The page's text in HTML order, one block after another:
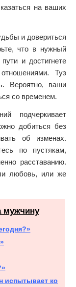
на ваших
и довериться
что в нужный
и достигнете
Туз
Вероятно, ваши
со временем.
подчеркивает
добиться без
об изменах.
по пустякам,
расставанию.
любовь, или же
мужчину
испытывает ко